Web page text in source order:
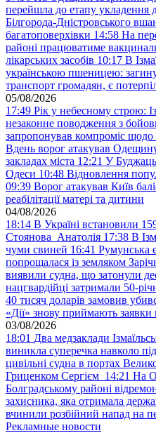
перейшла до етапу укладення
Білгорода-Дністровського
багатоповерхівки 14:58 На
районі працюватиме
лікарських засобів 10:17 В
українською пшеницею:
транспорт громадян, є
05/08/2026
17:49 Рік у небесному строю:
незаконне поводження з
запропонував компроміс
Вдень ворог атакував
закладах міста 12:21 У
Одеси 10:48 Відновлення
09:39 Ворог атакував Київ
реабілітації матері та дитини
04/08/2026
18:14 В Україні встановили
Стоянова Анатолія 17:38 В
чуми свиней 16:41 Румунська
попрощалася із земляком
виявили судна, що затонули
нацгвардійці затримали 50-
40 тисяч доларів замовив
«Дії» знову приймають
03/08/2026
18:01 Два медзаклади
виникла суперечка навколо
цивільні судна в портах
Гриценком Сергієм 14:21 На
Болградському районі
захисника, яка отримала
вчинили розбійний напад на
Рекламные новости